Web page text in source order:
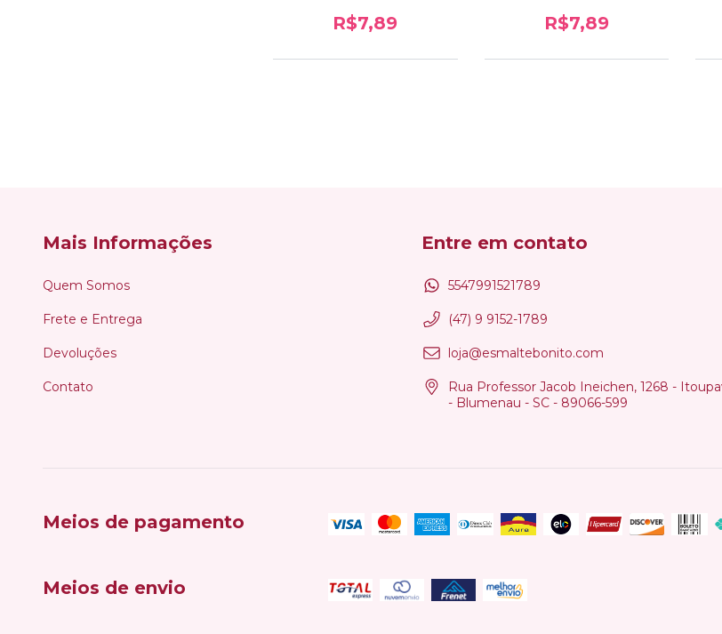
R$7,89 R$7,89
Mais Informações
Quem Somos
Frete e Entrega
Devoluções
Contato
Entre em contato
5547991521789
(47) 9 9152-1789
loja@esmaltebonito.com
Rua Professor Jacob Ineichen, 1268 -
- Blumenau - SC - 89066-599
Meios de pagamento
Meios de envio